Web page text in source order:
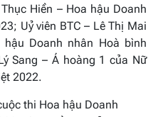
Hiền – Hoa hậu Doanh
; Uỷ viên BTC – Lê Thị Mai
hậu Doanh nhân Hoà bình
Sang – Á hoàng 1 của Nữ
2022.
thi Hoa hậu Doanh